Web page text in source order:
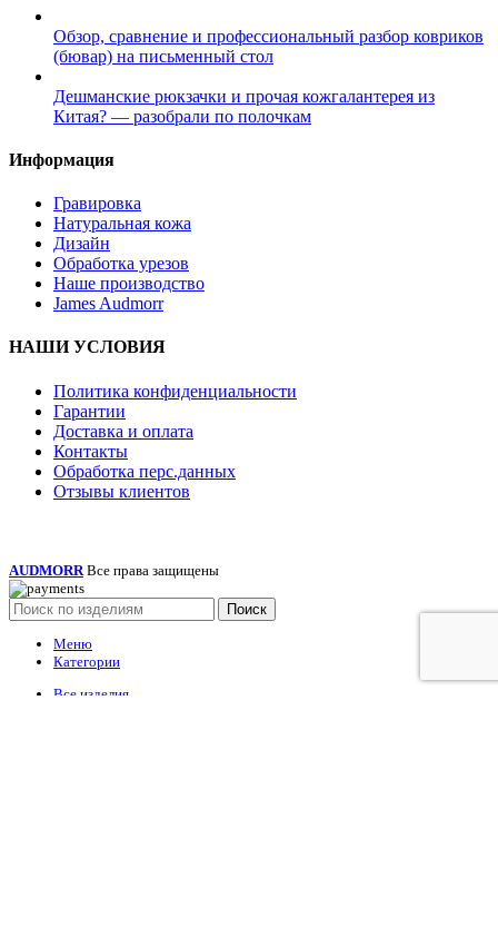
Обзор, сравнение и профессиональный разбор ковриков
(бювар) на письменный стол
Дешманские рюкзачки и прочая кожгалантерея из
Китая? — разобрали по полочкам
Информация
Гравировка
Натуральная кожа
Дизайн
Обработка урезов
Наше производство
James Audmorr
НАШИ УСЛОВИЯ
Политика конфиденциальности
Гарантии
Доставка и оплата
Контакты
Обработка перс.данных
Отзывы клиентов
AUDMORR Все права защищены
Поиск
Меню
Категории
Все изделия